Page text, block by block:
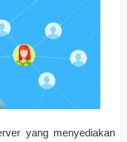
yang menyediakan